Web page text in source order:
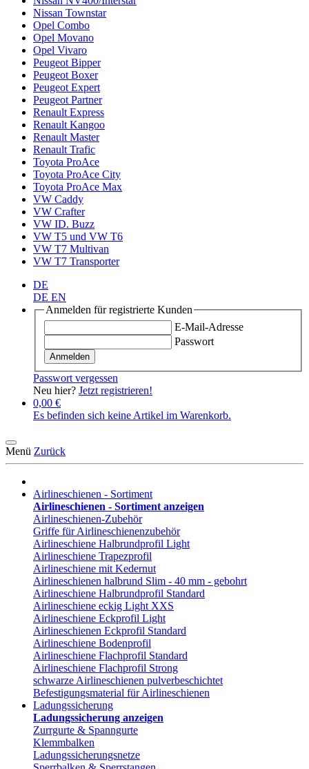
Nissan Townstar
Opel Combo
Opel Movano
Opel Vivaro
Peugeot Bipper
Peugeot Boxer
Peugeot Expert
Peugeot Partner
Renault Express
Renault Kangoo
Renault Master
Renault Trafic
Toyota ProAce
Toyota ProAce City
Toyota ProAce Max
VW Caddy
VW Crafter
VW ID. Buzz
VW T5 und VW T6
VW T7 Multivan
VW T7 Transporter
DE
DE EN
Anmelden für registrierte Kunden
E-Mail-Adresse
Passwort
Anmelden
Passwort vergessen
Neu hier? Jetzt registrieren!
0,00 €
Es befinden sich keine Artikel im Warenkorb.
Menü Zurück
Airlineschienen - Sortiment
Airlineschienen - Sortiment anzeigen
Airlineschienen-Zubehör
Griffe für Airlineschienenzubehör
Airlineschiene Halbrundprofil Light
Airlineschiene Trapezprofil
Airlineschiene mit Kedernut
Airlineschienen halbrund Slim - 40 mm - gebohrt
Airlineschiene Halbrundprofil Standard
Airlineschiene eckig Light XXS
Airlineschiene Eckprofil Light
Airlineschienen Eckprofil Standard
Airlineschiene Bodenprofil
Airlineschiene Flachprofil Standard
Airlineschiene Flachprofil Strong
schwarze Airlineschienen pulverbeschichtet
Befestigungsmaterial für Airlineschienen
Ladungssicherung
Ladungssicherung anzeigen
Zurrgurte & Spanngurte
Klemmbalken
Ladungssicherungsnetze